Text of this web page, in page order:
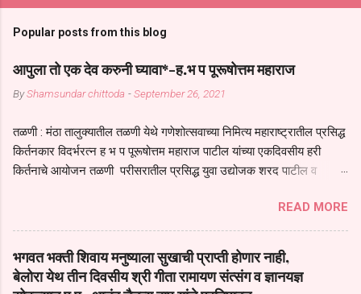
Popular posts from this blog
आपुला तो एक देव करुनी घ्यावा*-ह.भ प पूरूषोत्तम महाराज
ByShamsundar chittoda -September 26, 2021
तळणी : मंठा तालुक्यातील तळणी येथे गणेशोत्सवाच्या निमित्य महाराष्ट्रातील प्रसिद्ध
किर्तनकार विदर्भरत्न ह भ प पूरूषोत्तम महाराज पाटील यांच्या एकदिवसीय हरी
किर्तनाचे आयोजन तळणी परीसरातील प्रसिद्ध युवा उद्योजक शरद पाटील व
तुकाराम महाराज यांच्या *आपुला तो एक देव करुनी घ्यावा* *तेणे विन जिवा सुख
नोहे* *येरती माईक दुःखाची जनीती* *नाही आदी अंती अवसान* या अभंगावर
सुंदर निरूपण केले सध्य स्थितीचा काळ हा मानव जातीच्या परीक्षेचा काळ आहे
धर्ममंडपात बसलेली लोक ही खरच भाग्यवान आहेत कोरोना सारख्या महामारीत आपंण
जिवंत आहोत या महामारीतून जर आपल्याला वाचायचे असेल तर धार्मीक विचाराचा
READ MORE
भगवत भक्ती शिवाय मनुष्याला सुखाची प्राप्ती होणार नाही,
बेलोरा येथ तीन दिवसीय श्री गीता रामायण संत्संग व ज्ञानयज्ञ